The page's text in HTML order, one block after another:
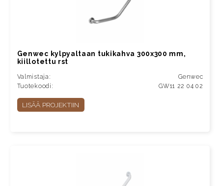
Genwec kylpyaltaan tukikahva 300x300 mm,
kiillotettu rst
Valmistaja:
Genwec
Tuotekoodi:
GW11 22 04 02
LISÄÄ PROJEKTIIN